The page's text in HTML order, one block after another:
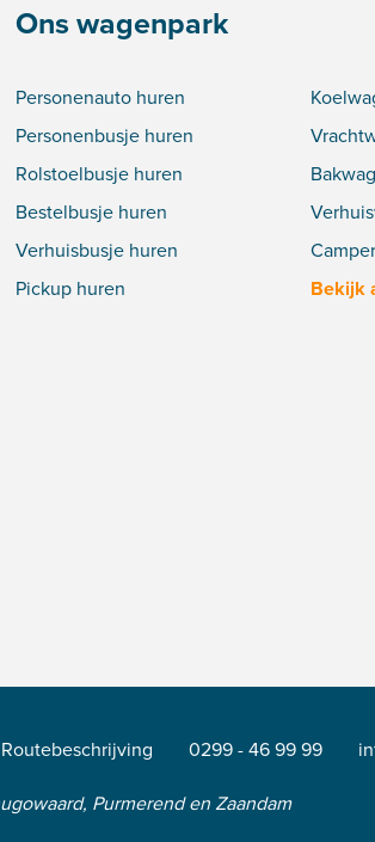
Ons wagenpark
Personenauto huren
Personenbusje huren
Rolstoelbusje huren
Bestelbusje huren
Verhuisbusje huren
Pickup huren
Bekijk
Routebeschrijving 0299 - 46 99 99
Purmerend en Zaandam